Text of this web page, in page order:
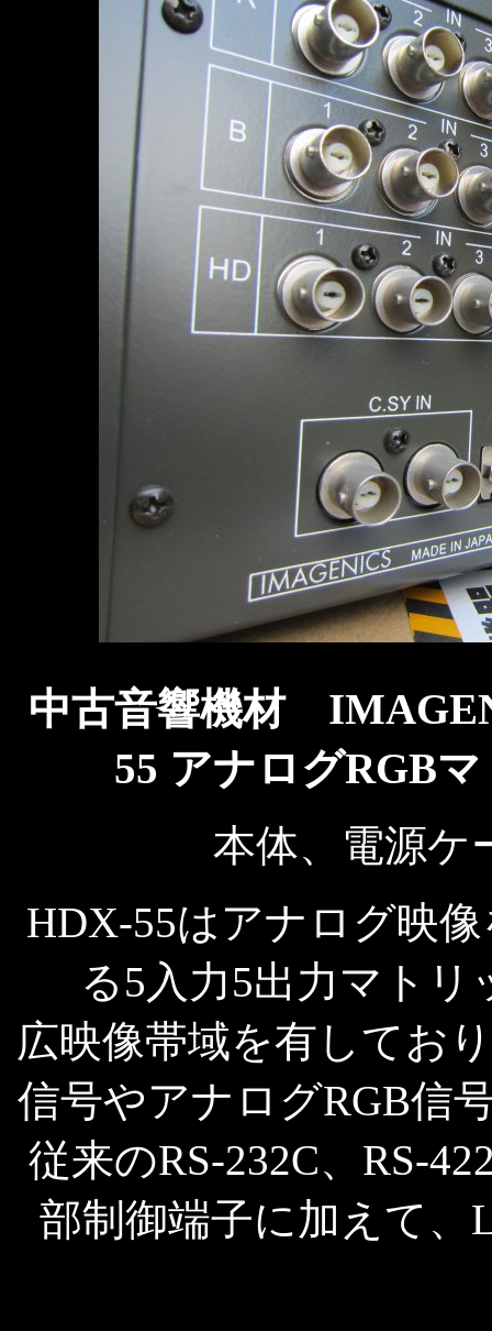
中古音響機材
55 アナログRGB
本体、電源ケ
HDX-55はアナログ映
る5入力5出力マト
広映像帯域を有してお
信号やアナログRGB信
従来のRS-232C、RS-
部制御端子に加えて